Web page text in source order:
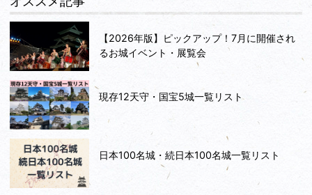
【2026年版】ピックアップ！7月に開催され
るお城イベント・展覧会
現存12天守・国宝5城一覧リスト
日本100名城・続日本100名城一覧リスト